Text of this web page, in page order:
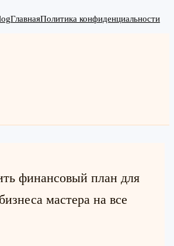
ГлавнаяПолитика конфиденциальности
финансовый план для
мастера на все